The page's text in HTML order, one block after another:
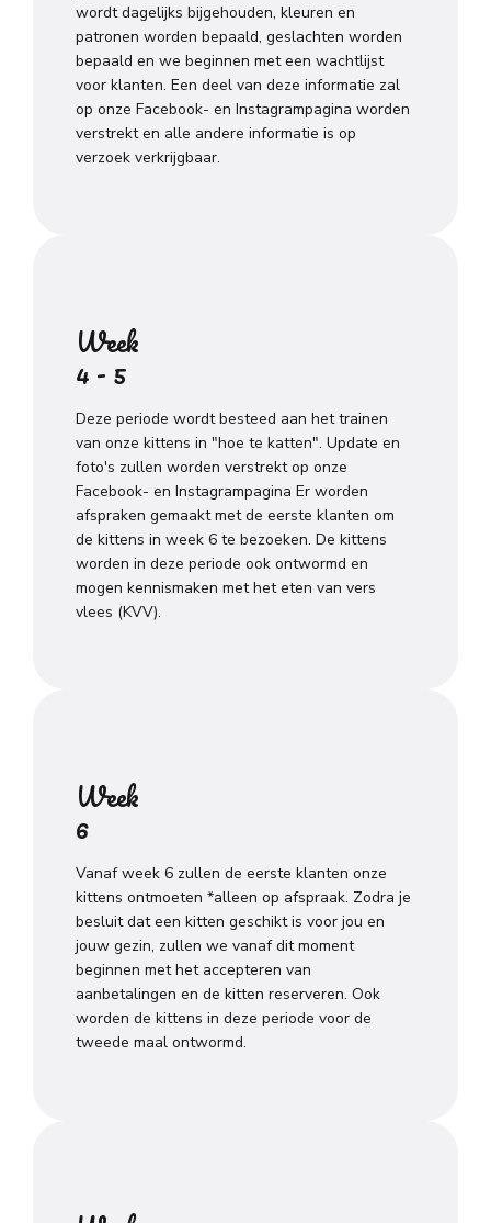
wordt dagelijks bijgehouden, kleuren en
patronen worden bepaald, geslachten worden
bepaald en we beginnen met een wachtlijst
voor klanten. Een deel van deze informatie zal
op onze Facebook- en Instagrampagina worden
verstrekt en alle andere informatie is op
verzoek verkrijgbaar.
Week
4 - 5
Deze periode wordt besteed aan het trainen
van onze kittens in "hoe te katten". Update en
foto's zullen worden verstrekt op onze
Facebook- en Instagrampagina Er worden
afspraken gemaakt met de eerste klanten om
de kittens in week 6 te bezoeken. De kittens
worden in deze periode ook ontwormd en
mogen kennismaken met het eten van vers
vlees (KVV).
Week
6
Vanaf week 6 zullen de eerste klanten onze
kittens ontmoeten *alleen op afspraak. Zodra je
besluit dat een kitten geschikt is voor jou en
jouw gezin, zullen we vanaf dit moment
beginnen met het accepteren van
aanbetalingen en de kitten reserveren. Ook
worden de kittens in deze periode voor de
tweede maal ontwormd.